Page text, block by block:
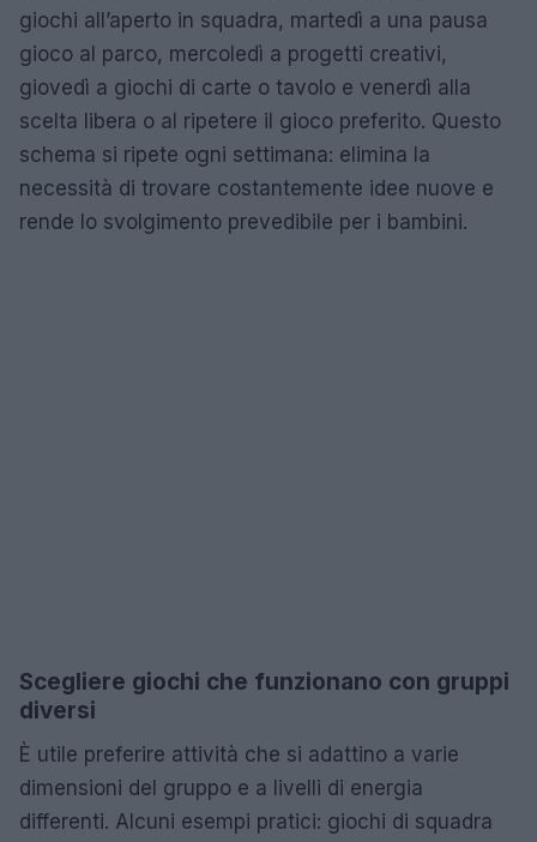
giochi all’aperto in squadra, martedì a una pausa
gioco al parco, mercoledì a progetti creativi,
giovedì a giochi di carte o tavolo e venerdì alla
scelta libera o al ripetere il gioco preferito. Questo
schema si ripete ogni settimana: elimina la
necessità di trovare costantemente idee nuove e
rende lo svolgimento prevedibile per i bambini.
Scegliere giochi che funzionano con gruppi
diversi
È utile preferire attività che si adattino a varie
dimensioni del gruppo e a livelli di energia
differenti. Alcuni esempi pratici: giochi di squadra